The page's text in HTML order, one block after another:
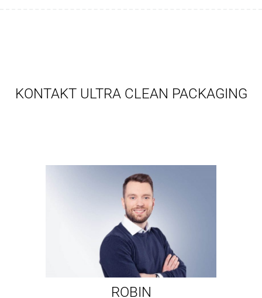
KONTAKT ULTRA CLEAN PACKAGING
ROBIN